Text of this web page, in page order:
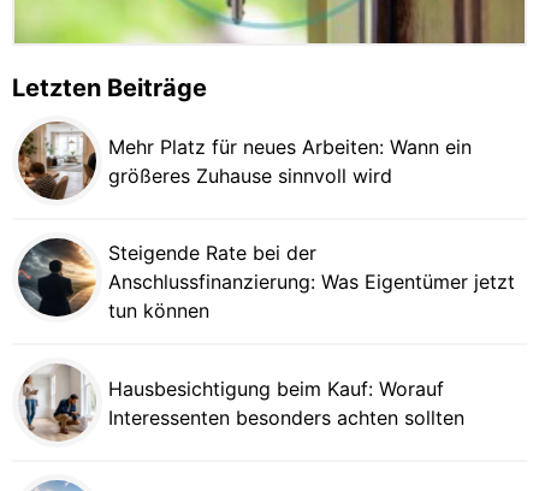
Letzten Beiträge
Mehr Platz für neues Arbeiten: Wann ein
größeres Zuhause sinnvoll wird
Steigende Rate bei der
Anschlussfinanzierung: Was Eigentümer jetzt
tun können
Hausbesichtigung beim Kauf: Worauf
Interessenten besonders achten sollten